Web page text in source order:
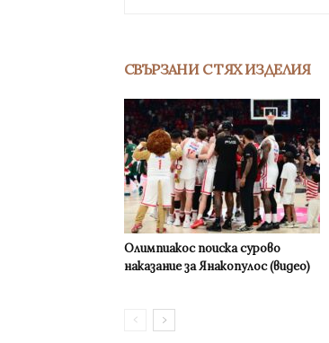
СВЪРЗАНИ С ТЯХ ИЗДЕЛИЯ
Олимпиакос поиска сурово
наказание за Янакопулос (видео)